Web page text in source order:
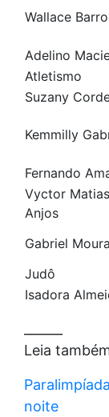
Wallace
Adelino
Atletismo
Suzany
Kemmilly
Fernando
Vyctor
Anjos
Gabriel
Judô
Isadora
Leia
noite